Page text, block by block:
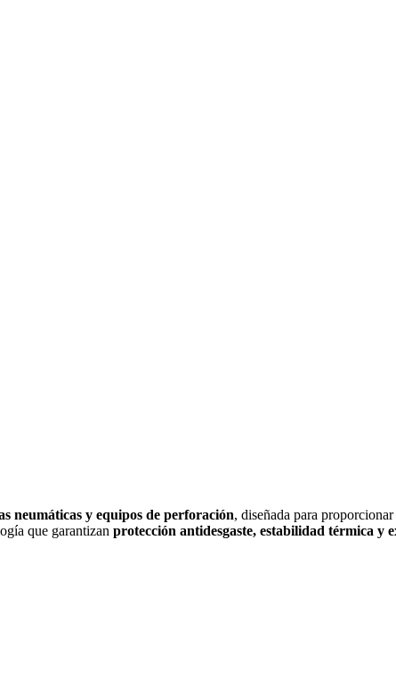
neumáticas y equipos de perforación, diseñada para proporcionar
que garantizan protección antidesgaste, estabilidad térmica y